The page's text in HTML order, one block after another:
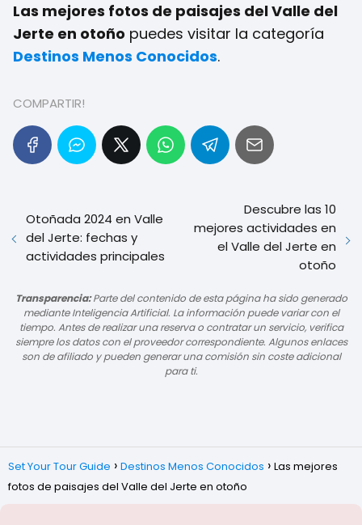
Las mejores fotos de paisajes del Valle del
Jerte en otoño puedes visitar la categoría
Destinos Menos Conocidos.
COMPARTIR!
Otoñada 2024 en Valle
del Jerte: fechas y
actividades principales
Descubre las 10
mejores actividades en
el Valle del Jerte en
otoño
Transparencia:Parte del contenido de esta página ha sido generado
mediante Inteligencia Artificial. La información puede variar con el
tiempo. Antes de realizar una reserva o contratar un servicio, verifica
siempre los datos con el proveedor correspondiente. Algunos enlaces
son de afiliado y pueden generar una comisión sin coste adicional
para ti.
Set Your Tour Guide Destinos Menos Conocidos
Las mejores
fotos de paisajes del Valle del Jerte en otoño